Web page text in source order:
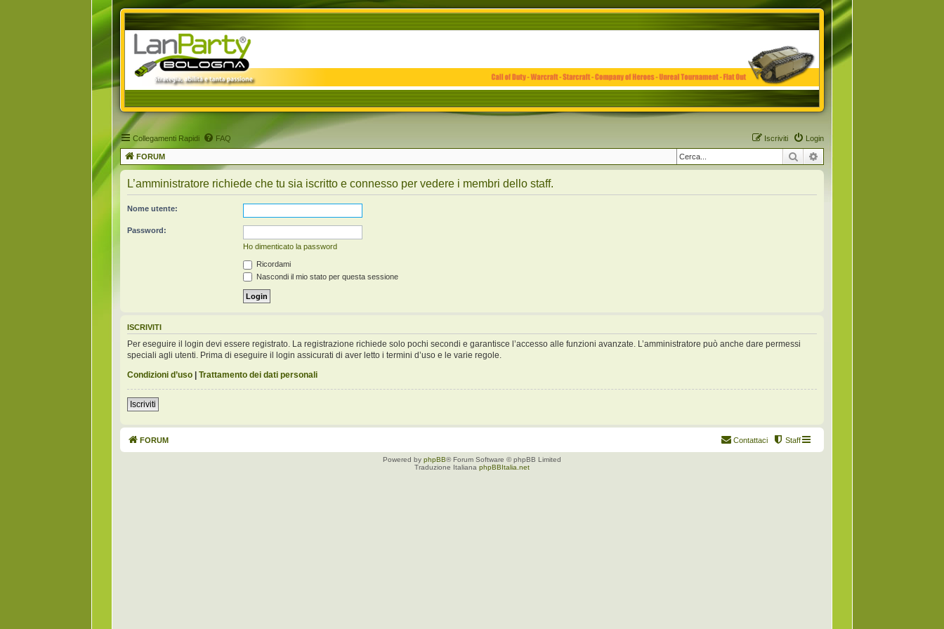
Collegamenti Rapidi FAQ Login
Iscriviti
FORUM Cerca
L’amministratore richiede che tu sia iscritto e connesso per vedere i membri dello staff.
Nome utente:
Password:
Ho dimenticato la password
Ricordami
Nascondi il mio stato per questa sessione
ISCRIVITI
Per eseguire il login devi essere registrato. La registrazione richiede solo pochi secondi e garantisce l’accesso alle funzioni avanzate. L’amministratore può anche dare permessi
speciali agli utenti. Prima di eseguire il login assicurati di aver letto i termini d’uso e le varie regole.
Condizioni d’uso | Trattamento dei dati personali
Iscriviti
FORUM Staff
Contattaci
Powered by phpBB® Forum Software © phpBB Limited
Traduzione Italiana phpBBItalia.net